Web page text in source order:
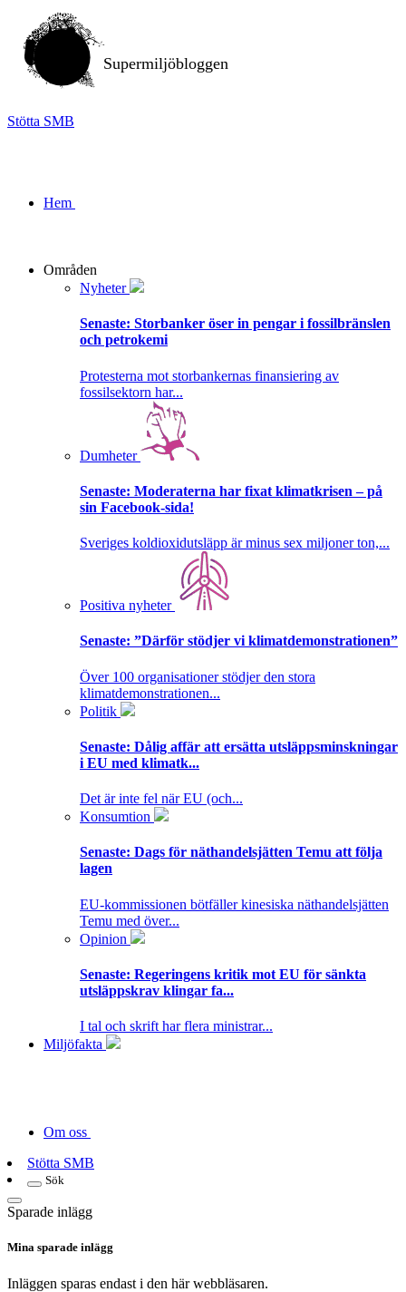
Supermiljöbloggen
Stötta SMB
Hem
Områden
Nyheter
Senaste: Storbanker öser in pengar i fossilbränslen
och petrokemi
Protesterna mot storbankernas finansiering av
fossilsektorn har...
Dumheter
Senaste: Moderaterna har fixat klimatkrisen – på
sin Facebook-sida!
Sveriges koldioxidutsläpp är minus sex miljoner ton,...
Positiva nyheter
Senaste: ”Därför stödjer vi klimatdemonstrationen”
Över 100 organisationer stödjer den stora
klimatdemonstrationen...
Politik
Senaste: Dålig affär att ersätta utsläppsminskningar
i EU med klimatk...
Det är inte fel när EU (och...
Konsumtion
Senaste: Dags för näthandelsjätten Temu att följa
lagen
EU-kommissionen bötfäller kinesiska näthandelsjätten
Temu med över...
Opinion
Senaste: Regeringens kritik mot EU för sänkta
utsläppskrav klingar fa...
I tal och skrift har flera ministrar...
Miljöfakta
Om oss
Stötta SMB
Sök
Sparade inlägg
Mina sparade inlägg
Inläggen sparas endast i den här webbläsaren.